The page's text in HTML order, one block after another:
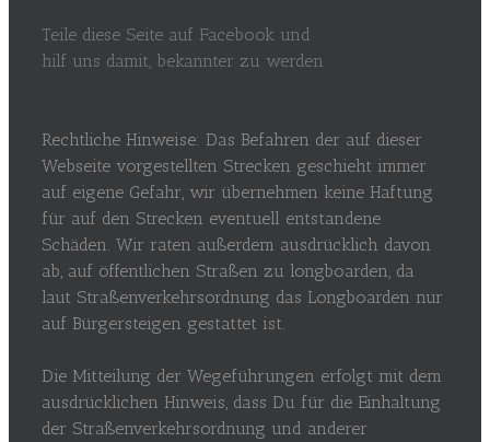
Teile diese Seite auf Facebook und
hilf uns damit, bekannter zu werden
Rechtliche Hinweise: Das Befahren der auf dieser
Webseite vorgestellten Strecken geschieht immer
auf eigene Gefahr, wir übernehmen keine Haftung
für auf den Strecken eventuell entstandene
Schäden. Wir raten außerdem ausdrücklich davon
ab, auf öffentlichen Straßen zu longboarden, da
laut Straßenverkehrsordnung das Longboarden nur
auf Bürgersteigen gestattet ist.
Die Mitteilung der Wegeführungen erfolgt mit dem
ausdrücklichen Hinweis, dass Du für die Einhaltung
der Straßenverkehrsordnung und anderer